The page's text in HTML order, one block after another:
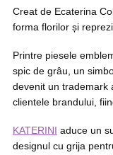
Creat de Ecaterina
forma florilor și
Printre piesele
spic de grâu, un
devenit un trademark
clientele brandului,
KATERINI aduce un
designul cu grija